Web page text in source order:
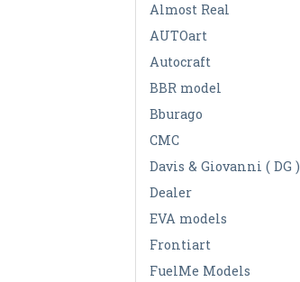
Almost Real
AUTOart
Autocraft
BBR model
Bburago
CMC
Davis & Giovanni ( DG )
Dealer
EVA models
Frontiart
FuelMe Models